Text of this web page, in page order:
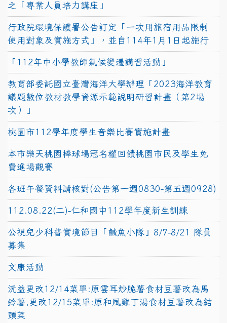
之「專業人員培力講座」
行政院環境保護署公告訂定「一次用旅宿用品限制
使用對象及實施方式」，並自114年1月1日起施行
「112年中小學教師氣候變遷講習活動」
教育部委託國立臺灣海洋大學辦理「2023海洋教育
議題數位教材教學資源示範說明研習計畫（第2場
次）」
桃園市112學年度學生音樂比賽實施計畫
本市樂天桃園棒球場冠名權回饋桃園市民及學生免
費進場觀賽
各班午餐資料請核對(公告第一週0830-第五週0928)
112.08.22(二)-仁和國中112學年度新生訓練
公視兒少科普實境節目「鹹魚小隊」8/7-8/21 隊員
募集
文康活動
沅益更改12/14菜單:原雲耳炒脆薯食材豆薯改為馬
鈴薯,更改12/15菜單:原和風雞丁湯食材豆薯改為結
頭菜